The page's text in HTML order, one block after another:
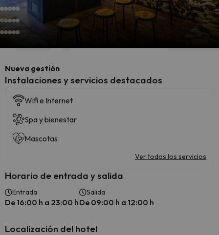
Nueva gestión
Instalaciones y servicios destacados
Wifi e Internet
Spa y bienestar
Mascotas
Ver todos los servicios
Horario de entrada y salida
Entrada
De 16:00 h a 23:00 h
Salida
De 09:00 h a 12:00 h
Localización del hotel